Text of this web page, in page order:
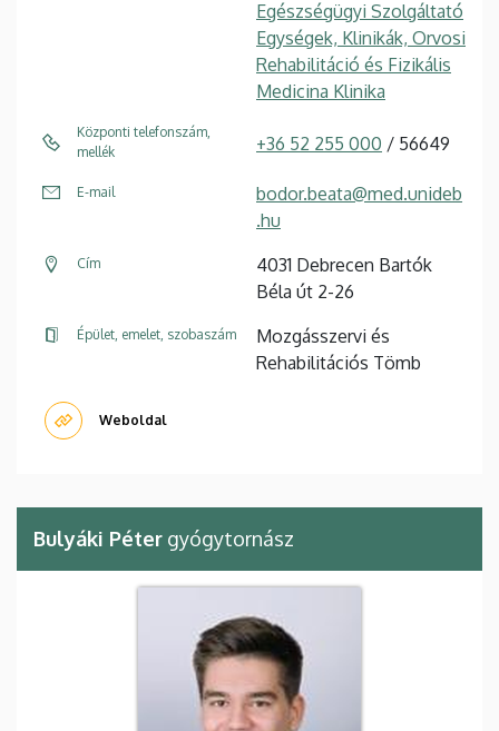
Egészségügyi Szolgáltató
Egységek, Klinikák, Orvosi
Rehabilitáció és Fizikális
Medicina Klinika
Központi telefonszám,
mellék
+36 52 255 000 / 56649
E-mail
bodor.beata@med.unideb
.hu
Cím
4031 Debrecen Bartók
Béla út 2-26
Épület, emelet, szobaszám
Mozgásszervi és
Rehabilitációs Tömb
Weboldal
Bulyáki Péter gyógytornász